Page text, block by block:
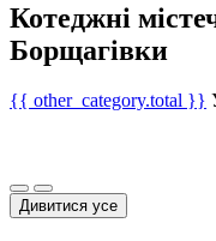
Котеджні
Борщагівки
{{ other_category.total }}
Дивитися усе